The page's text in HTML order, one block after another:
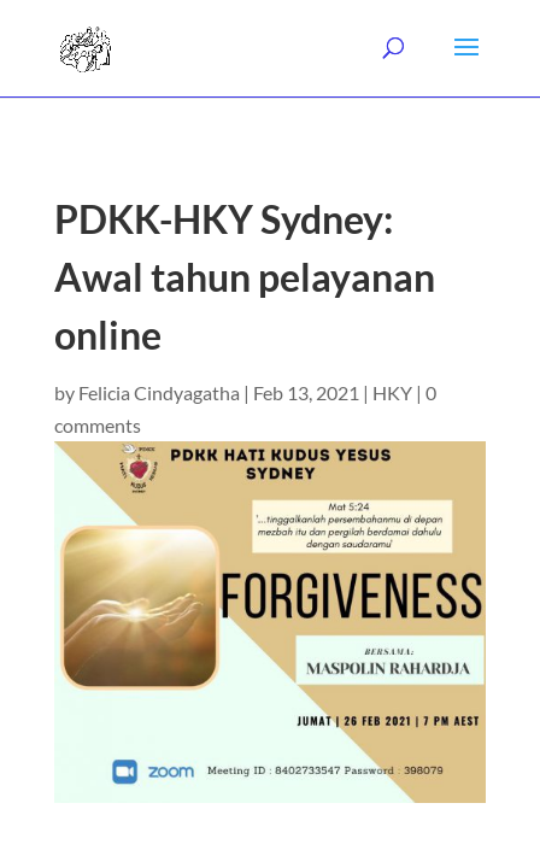
PDKK-HKY Sydney:
Awal tahun pelayanan
online
by Felicia Cindyagatha | Feb 13, 2021 | HKY| 0
comments